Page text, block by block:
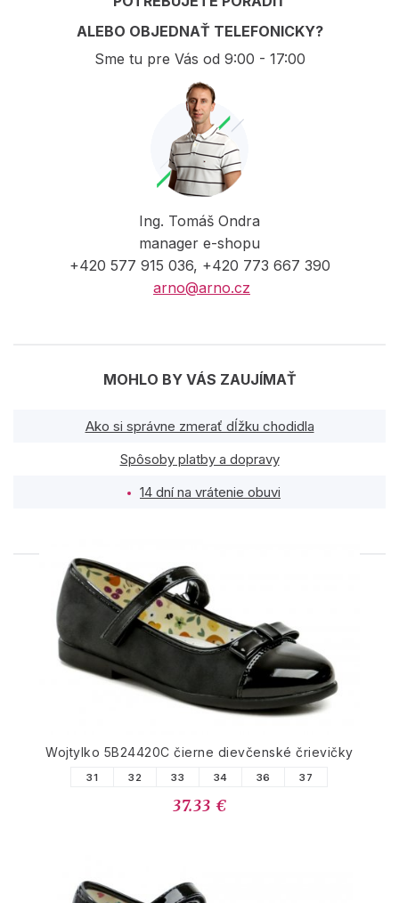
ALEBO OBJEDNAŤ TELEFONICKY?
Sme tu pre Vás od 9:00 - 17:00
Ing. Tomáš Ondra
manager e-shopu
+420 577 915 036, +420 773 667 390
arno@arno.cz
MOHLO BY VÁS ZAUJÍMAŤ
Ako si správne zmerať dĺžku chodidla
Spôsoby platby a dopravy
14 dní na vrátenie obuvi
PODOBNÉ PRODUKTY
Wojtylko 5B24420C čierne dievčenské črievičky
31 32 33 34 36 37
37.33 €